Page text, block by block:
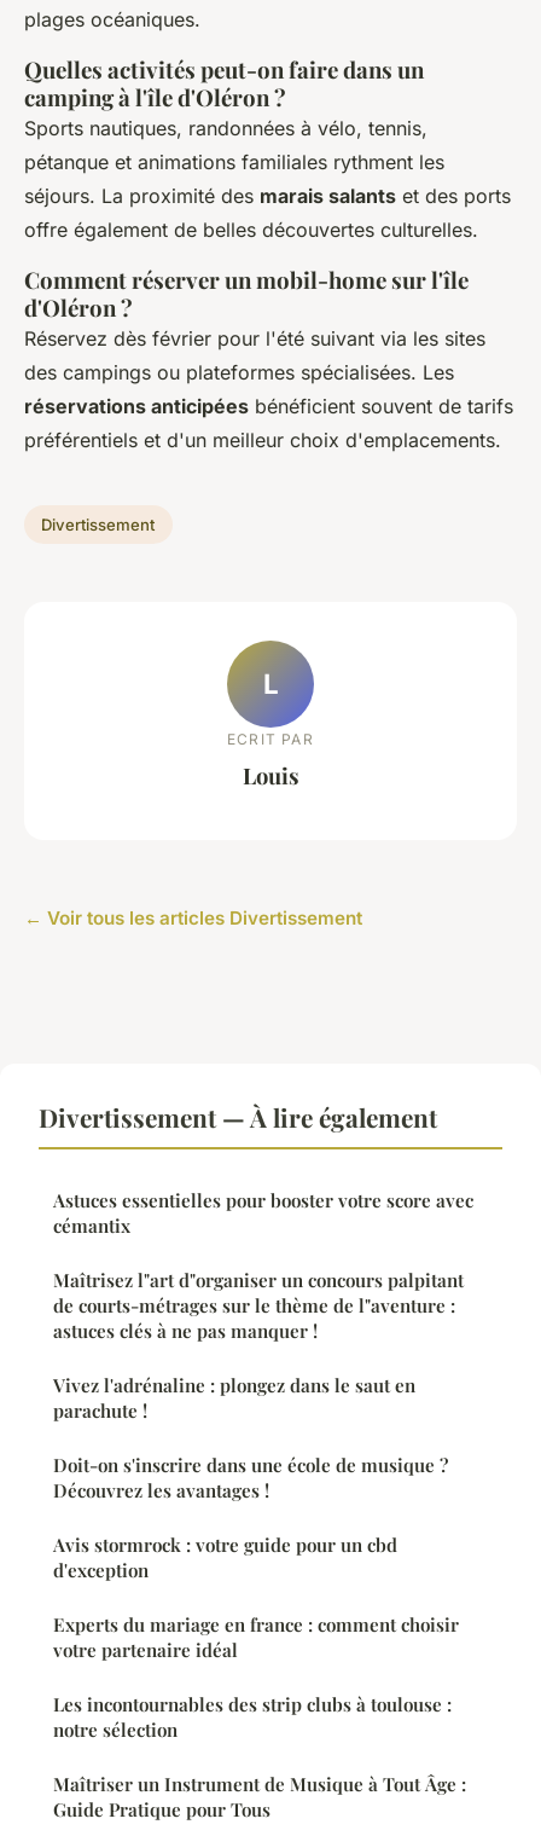
plages océaniques.
Quelles activités peut-on faire dans un
camping à l'île d'Oléron ?
Sports nautiques, randonnées à vélo, tennis,
pétanque et animations familiales rythment les
séjours. La proximité des marais salants et des ports
offre également de belles découvertes culturelles.
Comment réserver un mobil-home sur l'île
d'Oléron ?
Réservez dès février pour l'été suivant via les sites
des campings ou plateformes spécialisées. Les
réservations anticipées bénéficient souvent de tarifs
préférentiels et d'un meilleur choix d'emplacements.
Divertissement
L
ECRIT PAR
Louis
← Voir tous les articles Divertissement
Divertissement — À lire également
Astuces essentielles pour booster votre score avec
cémantix
Maîtrisez l"art d"organiser un concours palpitant
de courts-métrages sur le thème de l"aventure :
astuces clés à ne pas manquer !
Vivez l'adrénaline : plongez dans le saut en
parachute !
Doit-on s'inscrire dans une école de musique ?
Découvrez les avantages !
Avis stormrock : votre guide pour un cbd
d'exception
Experts du mariage en france : comment choisir
votre partenaire idéal
Les incontournables des strip clubs à toulouse :
notre sélection
Maîtriser un Instrument de Musique à Tout Âge :
Guide Pratique pour Tous